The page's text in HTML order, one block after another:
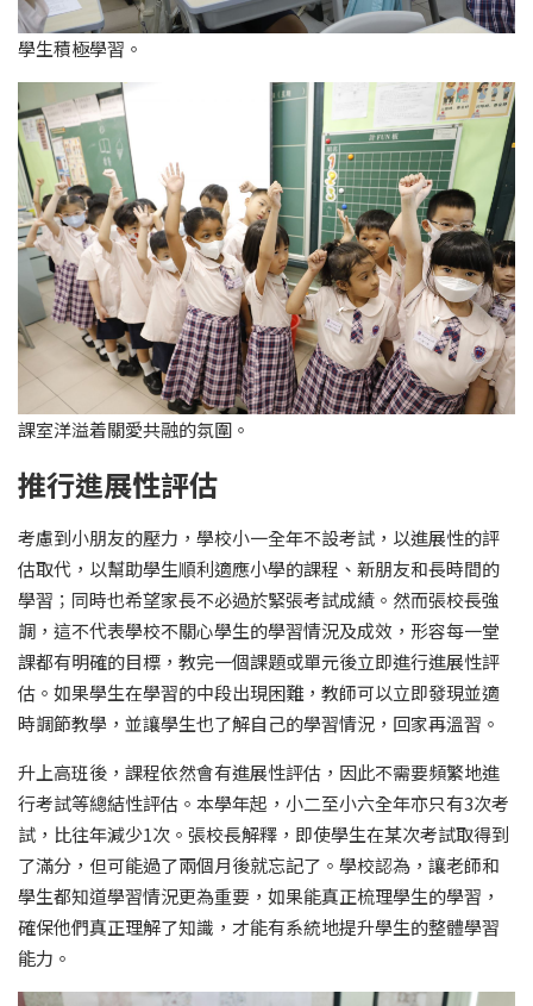
學生積極學習。
課室洋溢着關愛共融的氛圍。
推行進展性評估
考慮到小朋友的壓力，學校小一全年不設考試，以進展性的評
估取代，以幫助學生順利適應小學的課程、新朋友和長時間的
學習；同時也希望家長不必過於緊張考試成績。然而張校長強
調，這不代表學校不關心學生的學習情況及成效，形容每一堂
課都有明確的目標，教完一個課題或單元後立即進行進展性評
估。如果學生在學習的中段出現困難，教師可以立即發現並適
時調節教學，並讓學生也了解自己的學習情況，回家再溫習。
升上高班後，課程依然會有進展性評估，因此不需要頻繁地進
行考試等總結性評估。本學年起，小二至小六全年亦只有3次考
試，比往年減少1次。張校長解釋，即使學生在某次考試取得到
了滿分，但可能過了兩個月後就忘記了。學校認為，讓老師和
學生都知道學習情況更為重要，如果能真正梳理學生的學習，
確保他們真正理解了知識，才能有系統地提升學生的整體學習
能力。